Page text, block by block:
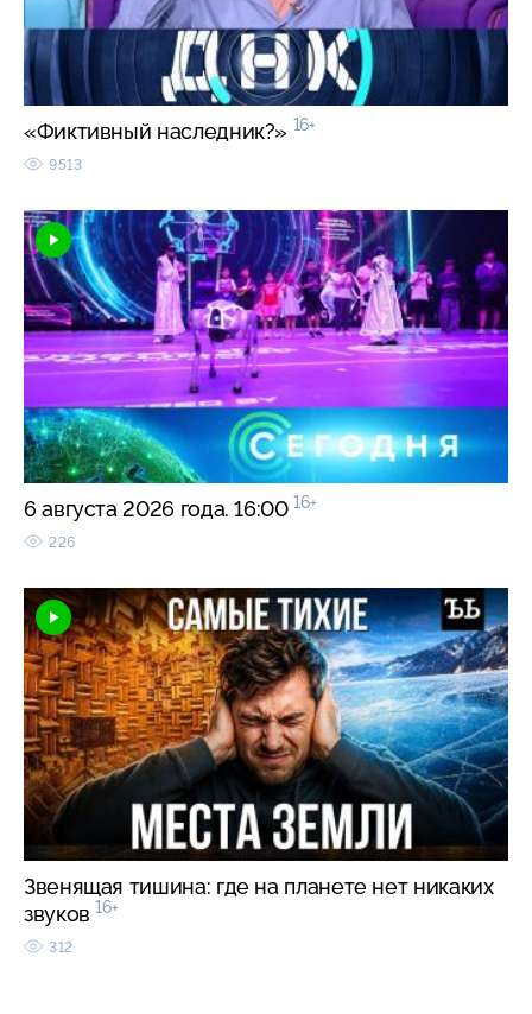
«Фиктивный наследник?» 16+
9513
6 августа 2026 года. 16:00 16+
226
Звенящая тишина: где на планете нет никаких
звуков 16+
312